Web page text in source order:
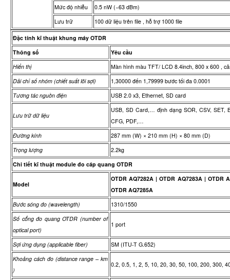
Mức độ nhiễu
0.5 nW (−63 dBm)
Lưu trữ
100 dữ liệu trên file , hỗ trợ 1000 file
Đặc tính kĩ thuật khung máy OTDR
Thông số
Yêu cầu
Hiển thị
Màn hình màu TFT/ LCD 8.4inch, 800 x 600 ,
Dải chỉ số nhóm (chiết suất lõi sợi)
1,30000 đến 1,79999 bước tối đa 0.0001
Tương tác nguồn điện
USB 2.0 x3, Ethernet, SD card
Lưu trữ dữ liệu
USB, SD Card,… định dạng SOR, CSV, SET,
CFG, PDF,…
Đường kính
287 mm (W) × 210 mm (H) × 80 mm (D)
Trọng lượng
2.2kg
Chi tiết kĩ thuật module đo cáp quang OTDR
Model
OTDR AQ7282A | OTDR AQ7283A | OTDR
OTDR AQ7285A
Bước sóng đo (wavelength)
1310/1550
Số cổng đo quang OTDR (number of
optical port)
1 port
Sợi ứng dụng (applicable fiber)
SM (ITU-T G.652)
Khoảng cách đo (distance range – km
)
0.2, 0.5, 1, 2, 5, 10, 20, 30, 50, 100, 200, 300,